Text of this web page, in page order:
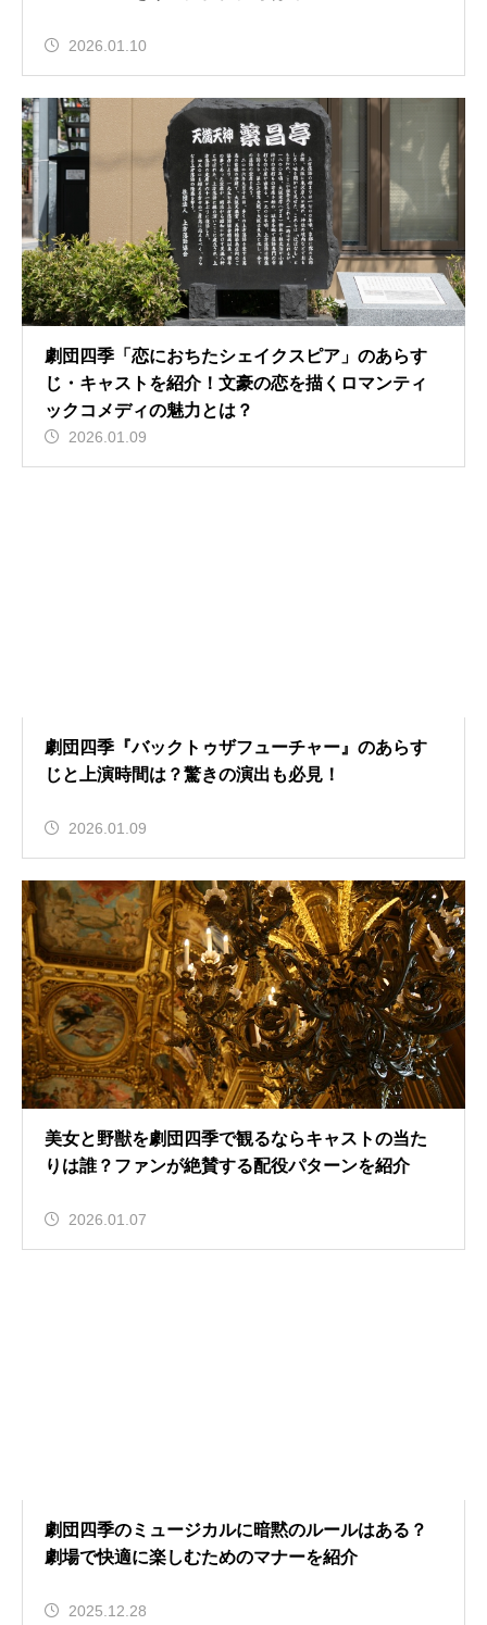
2026.01.10
劇団四季「恋におちたシェイクスピア」のあらす
じ・キャストを紹介！文豪の恋を描くロマンティ
ックコメディの魅力とは？
2026.01.09
劇団四季『バックトゥザフューチャー』のあらす
じと上演時間は？驚きの演出も必見！
2026.01.09
美女と野獣を劇団四季で観るならキャストの当た
りは誰？ファンが絶賛する配役パターンを紹介
2026.01.07
劇団四季のミュージカルに暗黙のルールはある？
劇場で快適に楽しむためのマナーを紹介
2025.12.28